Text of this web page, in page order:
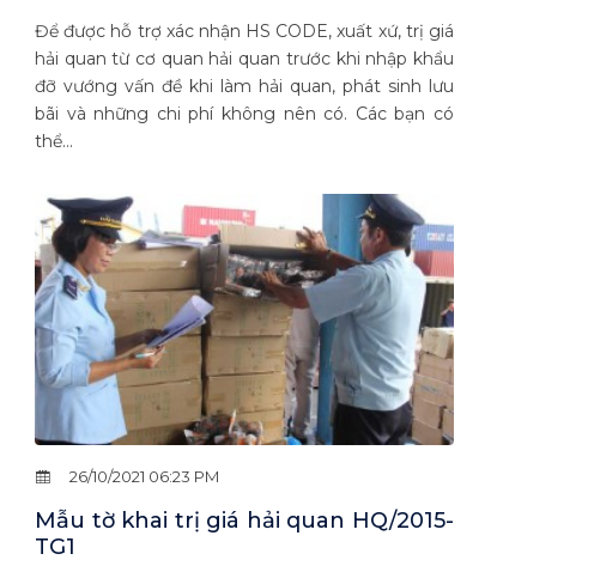
Để được hỗ trợ xác nhận HS CODE, xuất xứ, trị giá
hải quan từ cơ quan hải quan trước khi nhập khẩu
đỡ vướng vấn đề khi làm hải quan, phát sinh lưu
bãi và những chi phí không nên có. Các bạn có
thể...
26/10/2021 06:23 PM
Mẫu tờ khai trị giá hải quan HQ/2015-
TG1